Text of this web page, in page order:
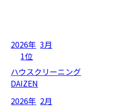
2026年 3月
1位
ハウスクリーニング
DAIZEN
2026年 2月